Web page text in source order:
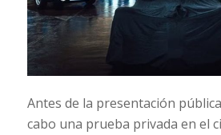
Antes de la presentación
cabo una prueba privada en el